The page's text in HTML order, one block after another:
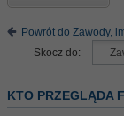
Powrót do Zawody,
Skocz do:
KTO PRZEGLĄDA